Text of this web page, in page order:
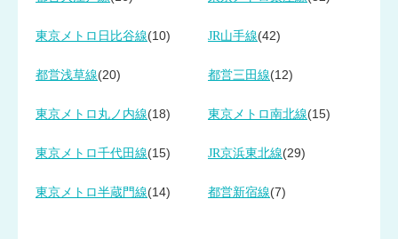
東京メトロ日比谷線(10) JR山手線(42)
都営浅草線(20) 都営三田線(12)
東京メトロ丸ノ内線(18) 東京メトロ南北線(15)
東京メトロ千代田線(15) JR京浜東北線(29)
東京メトロ半蔵門線(14) 都営新宿線(7)